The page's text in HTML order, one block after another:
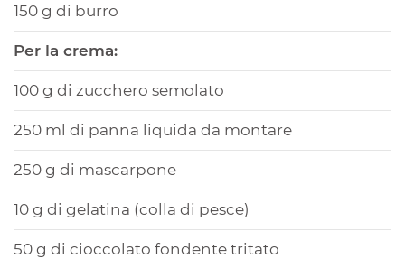
150 g di burro
Per la crema:
100 g di zucchero semolato
250 ml di panna liquida da montare
250 g di mascarpone
10 g di gelatina (colla di pesce)
50 g di cioccolato fondente tritato